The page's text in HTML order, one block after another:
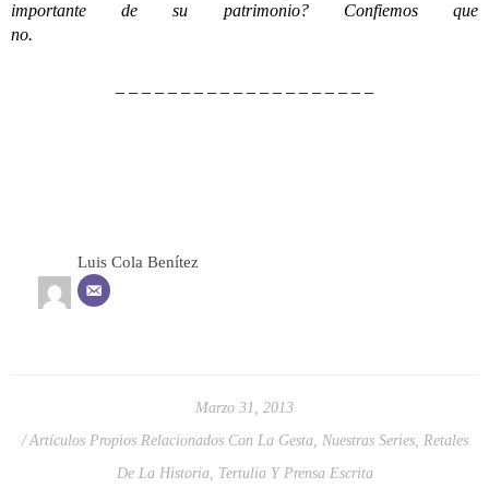
importante de su patrimonio? Confiemos que
– – – – – – – – – – – – – – – – – – – –
Luis Cola Benítez
Marzo 31, 2013
Artículos Propios Relacionados Con La Gesta, Nuestras Series, Retales
De La Historia, Tertulia Y Prensa Escrita